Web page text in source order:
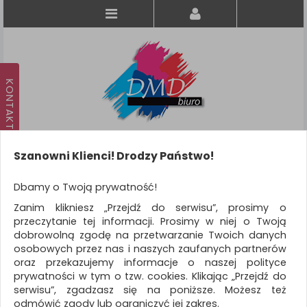
KATEGORIE
WSZYSTKIE KATEGORIE
FILTRY
Więcej
Szanowni Klienci! Drodzy Państwo!
Dbamy o Twoją prywatność!
Zanim klikniesz „Przejdź do serwisu”, prosimy o
przeczytanie tej informacji. Prosimy w niej o Twoją
dobrowolną zgodę na przetwarzanie Twoich danych
osobowych przez nas i naszych zaufanych partnerów
oraz przekazujemy informacje o naszej polityce
prywatności w tym o tzw. cookies. Klikając „Przejdź do
serwisu”, zgadzasz się na poniższe. Możesz też
odmówić zgody lub ograniczyć jej zakres.